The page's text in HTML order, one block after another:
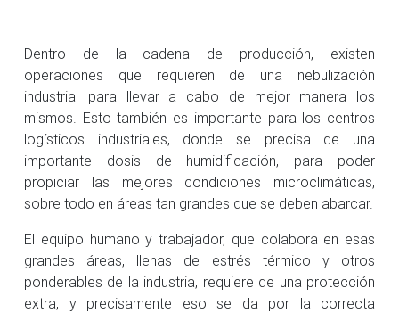
Dentro de la cadena de producción, existen
operaciones que requieren de una nebulización
industrial para llevar a cabo de mejor manera los
mismos. Esto también es importante para los centros
logísticos industriales, donde se precisa de una
importante dosis de humidificación, para poder
propiciar las mejores condiciones microclimáticas,
sobre todo en áreas tan grandes que se deben abarcar.
El equipo humano y trabajador, que colabora en esas
grandes áreas, llenas de estrés térmico y otros
ponderables de la industria, requiere de una protección
extra, y precisamente eso se da por la correcta